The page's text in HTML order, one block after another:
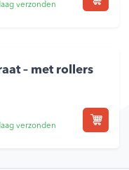
verzonden
– met rollers
verzonden